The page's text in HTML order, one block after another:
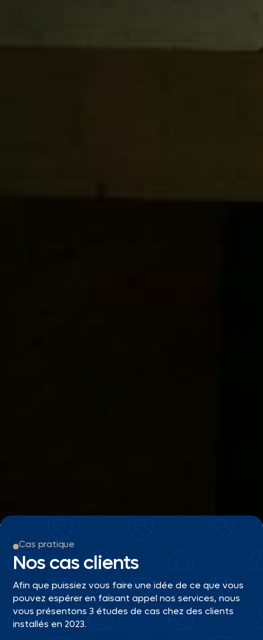
Cas pratique
Nos cas clients
Afin que puissiez vous faire une idée de ce que vous
pouvez espérer en faisant appel nos services, nous
vous présentons 3 études de cas chez des clients
installés en 2023.